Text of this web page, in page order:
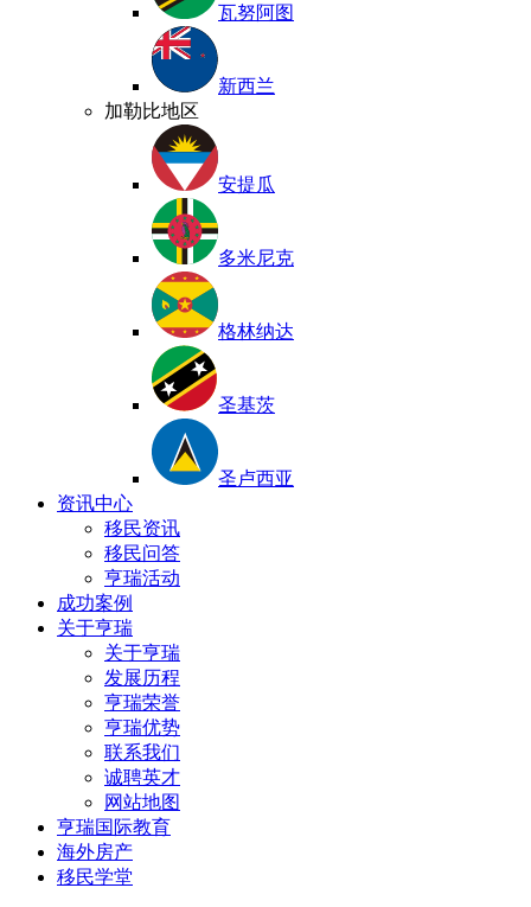
瓦努阿图
新西兰
加勒比地区
安提瓜
多米尼克
格林纳达
圣基茨
圣卢西亚
资讯中心
移民资讯
移民问答
亨瑞活动
成功案例
关于亨瑞
关于亨瑞
发展历程
亨瑞荣誉
亨瑞优势
联系我们
诚聘英才
网站地图
亨瑞国际教育
海外房产
移民学堂